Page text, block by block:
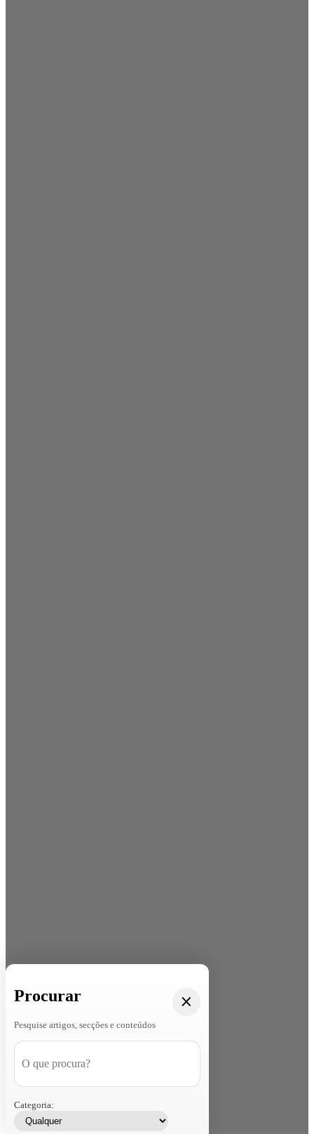
Procurar
Pesquise artigos, secções e conteúdos
Categoria: